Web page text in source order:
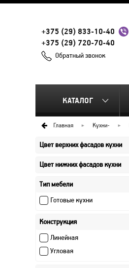
+375 (29) 833-10-40
+375 (29) 720-70-40
Обратный звонок
КАТАЛОГ
Главная Кухни-
Цвет верхних фасадов кухни
Цвет нижних фасадов кухни
Тип мебели
Готовые кухни
Конструкция
Линейная
Угловая